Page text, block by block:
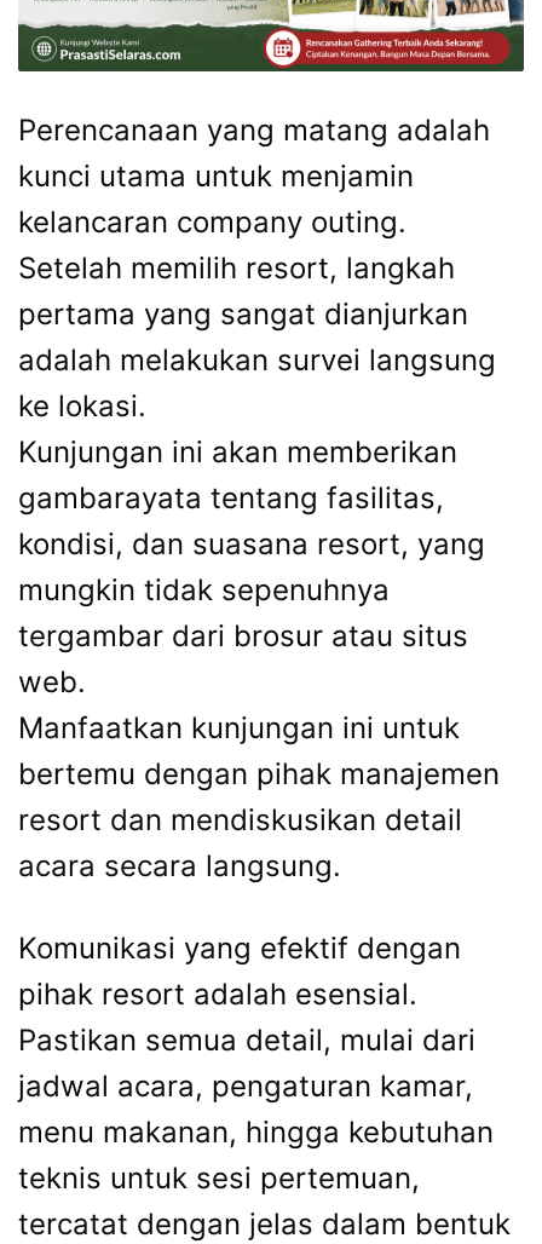
Perencanaan yang matang adalah
kunci utama untuk menjamin
kelancaran company outing.
Setelah memilih resort, langkah
pertama yang sangat dianjurkan
adalah melakukan survei langsung
ke lokasi.
Kunjungan ini akan memberikan
gambarayata tentang fasilitas,
kondisi, dan suasana resort, yang
mungkin tidak sepenuhnya
tergambar dari brosur atau situs
web.
Manfaatkan kunjungan ini untuk
bertemu dengan pihak manajemen
resort dan mendiskusikan detail
acara secara langsung.
Komunikasi yang efektif dengan
pihak resort adalah esensial.
Pastikan semua detail, mulai dari
jadwal acara, pengaturan kamar,
menu makanan, hingga kebutuhan
teknis untuk sesi pertemuan,
tercatat dengan jelas dalam bentuk